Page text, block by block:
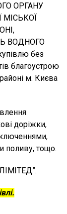
ОРГАНУ
МІСЬКОЇ
ВОДНОГО
без
благоустрою
м. Києва
доріжки,
поливу, тощо.